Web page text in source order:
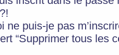
ne puis-je pas
“Supprimer tous les